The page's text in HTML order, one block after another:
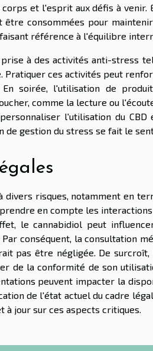
et l'esprit aux défis à venir.
être consommées pour
référence à l'équilibre
à des activités anti-stress
Pratiquer ces activités peut
soirée, l'utilisation de
comme la lecture ou
l'utilisation du CBD
de gestion du stress se fait le
risques, notamment en
en compte les
le cannabidiol peut
conséquent, la consultation
pas être négligée. De
de la conformité de son
peuvent impacter la
de l'état actuel du cadre
à jour sur ces aspects critiques.